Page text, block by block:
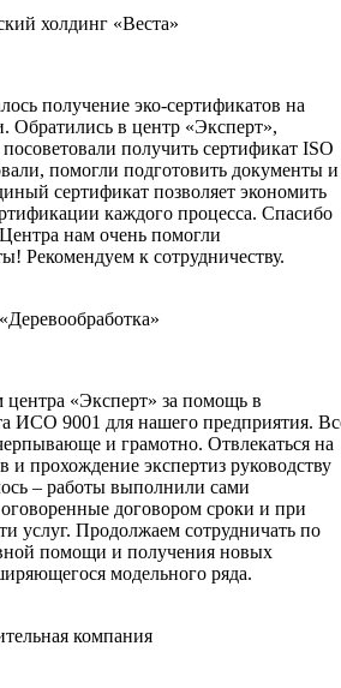
холдинг «Веста»
получение эко-сертификатов на
Обратились в центр «Эксперт»,
получить сертификат ISO
помогли подготовить документы и
сертификат позволяет экономить
каждого процесса. Спасибо
нам очень помогли
Рекомендуем к сотрудничеству.
«Эксперт» за помощь в
ИСО 9001 для нашего предприятия.
и грамотно. Отвлекаться на
и прохождение экспертиз руководству
– работы выполнили сами
договором сроки и при
услуг. Продолжаем сотрудничать по
помощи и получения новых
модельного ряда.
компания